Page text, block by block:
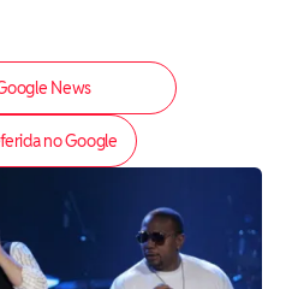
News
no Google